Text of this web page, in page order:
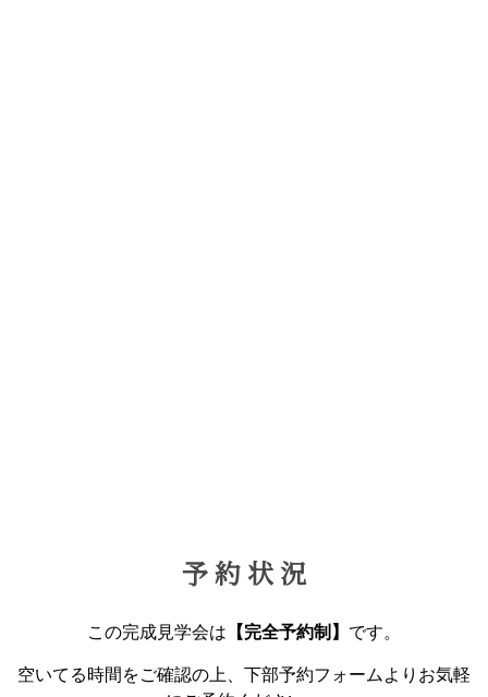
予 約 状 況
この完成見学会は 【完全予約制】 です。
空いてる時間をご確認の上、下部予約フォームよりお気軽